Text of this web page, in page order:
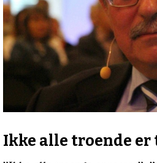
Ikke alle troende er